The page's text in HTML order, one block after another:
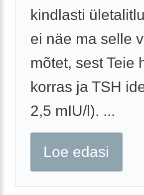
kindlasti
ei näe ma selle
mõtet, sest Teie
korras ja TSH
2,5 mIU/l). ...
Loe edasi